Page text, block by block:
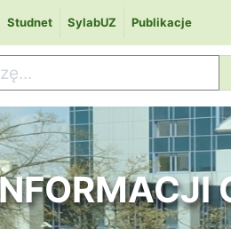
Studnet SylabUZ Publikacje